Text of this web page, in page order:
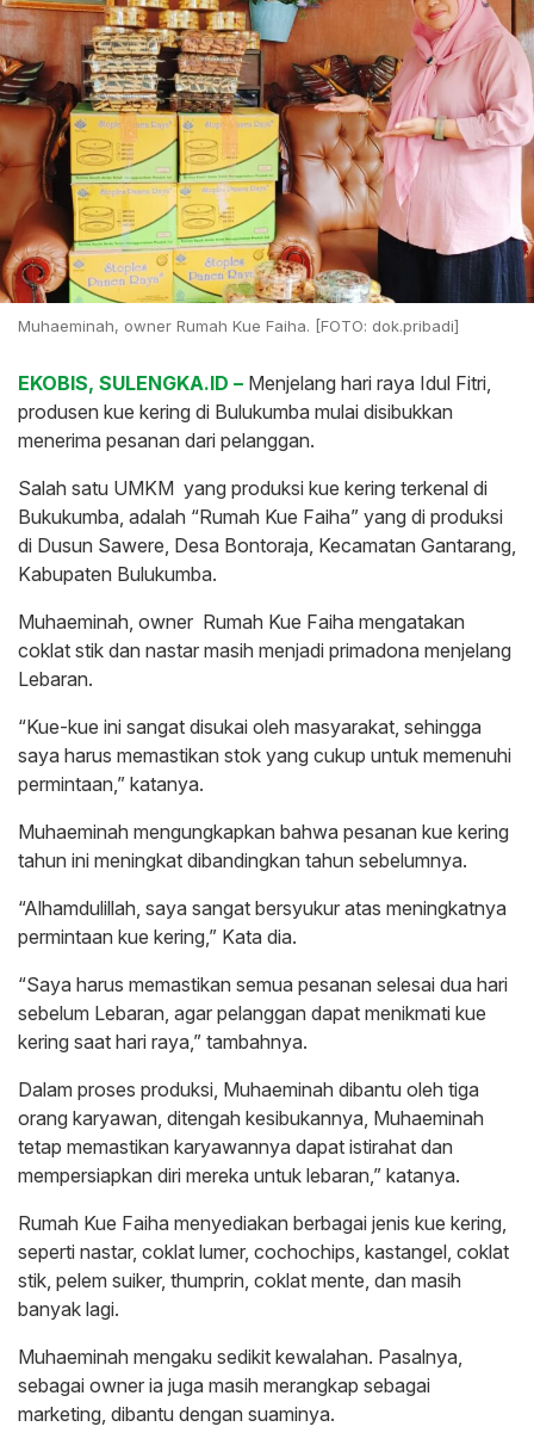
Muhaeminah, owner Rumah Kue Faiha. [FOTO: dok.pribadi]
EKOBIS, SULENGKA.ID – Menjelang hari raya Idul Fitri,
produsen kue kering di Bulukumba mulai disibukkan
menerima pesanan dari pelanggan.
Salah satu UMKM yang produksi kue kering terkenal di
Bukukumba, adalah “Rumah Kue Faiha” yang di produksi
di Dusun Sawere, Desa Bontoraja, Kecamatan Gantarang,
Kabupaten Bulukumba.
Muhaeminah, owner Rumah Kue Faiha mengatakan
coklat stik dan nastar masih menjadi primadona menjelang
Lebaran.
“Kue-kue ini sangat disukai oleh masyarakat, sehingga
saya harus memastikan stok yang cukup untuk memenuhi
permintaan,” katanya.
Muhaeminah mengungkapkan bahwa pesanan kue kering
tahun ini meningkat dibandingkan tahun sebelumnya.
“Alhamdulillah, saya sangat bersyukur atas meningkatnya
permintaan kue kering,” Kata dia.
“Saya harus memastikan semua pesanan selesai dua hari
sebelum Lebaran, agar pelanggan dapat menikmati kue
kering saat hari raya,” tambahnya.
Dalam proses produksi, Muhaeminah dibantu oleh tiga
orang karyawan, ditengah kesibukannya, Muhaeminah
tetap memastikan karyawannya dapat istirahat dan
mempersiapkan diri mereka untuk lebaran,” katanya.
Rumah Kue Faiha menyediakan berbagai jenis kue kering,
seperti nastar, coklat lumer, cochochips, kastangel, coklat
stik, pelem suiker, thumprin, coklat mente, dan masih
banyak lagi.
Muhaeminah mengaku sedikit kewalahan. Pasalnya,
sebagai owner ia juga masih merangkap sebagai
marketing, dibantu dengan suaminya.